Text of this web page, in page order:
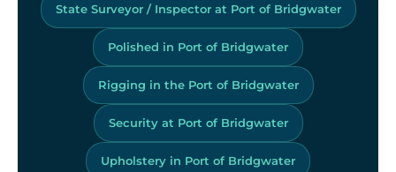
State Surveyor / Inspector at Port of Bridgwater
Polished in Port of Bridgwater
Rigging in the Port of Bridgwater
Security at Port of Bridgwater
Upholstery in Port of Bridgwater